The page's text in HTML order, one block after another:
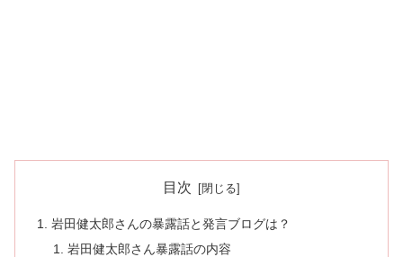
目次
岩田健太郎さんの暴露話と発言ブログは？
岩田健太郎さん暴露話の内容